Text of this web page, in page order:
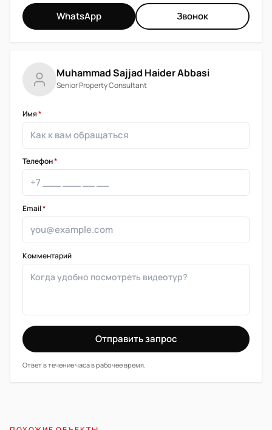
WhatsApp Звонок
Muhammad Sajjad Haider Abbasi
Senior Property Consultant
Имя*
Телефон*
Email*
Комментарий
Отправить запрос
Ответ в течение часа в рабочее время.